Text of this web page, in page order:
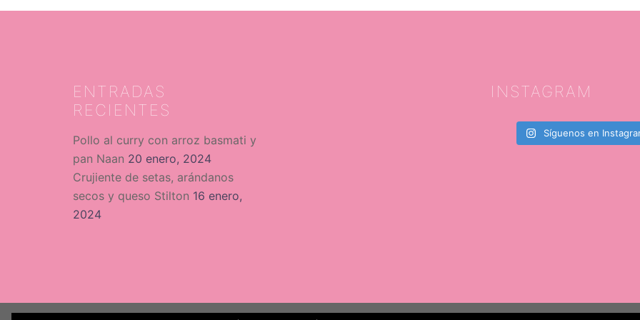
ENTRADAS
RECIENTES
Pollo al curry con arroz basmati y
pan Naan 20 enero, 2024
Crujiente de setas, arándanos
secos y queso Stilton 16 enero,
2024
INSTAGRAM
Síguenos en